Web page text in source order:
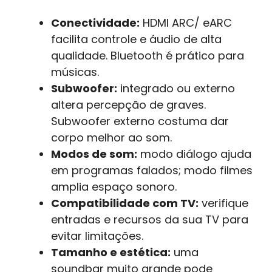
Conectividade: HDMI ARC/ eARC
facilita controle e áudio de alta
qualidade. Bluetooth é prático para
músicas.
Subwoofer: integrado ou externo
altera percepção de graves.
Subwoofer externo costuma dar
corpo melhor ao som.
Modos de som: modo diálogo ajuda
em programas falados; modo filmes
amplia espaço sonoro.
Compatibilidade com TV: verifique
entradas e recursos da sua TV para
evitar limitações.
Tamanho e estética: uma
soundbar muito grande pode